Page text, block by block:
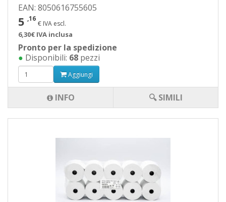
EAN: 8050616755605
5 ,16
€ IVA escl.
6,30€ IVA inclusa
Pronto per la spedizione
● Disponibili: 68 pezzi
Aggiungi
INFO 🔍 SIMILI